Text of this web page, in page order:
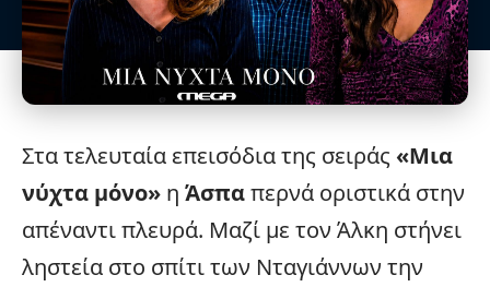
Στα τελευταία επεισόδια της σειράς «Μια
νύχτα μόνο» η Άσπαπερνά οριστικά στην
απέναντι πλευρά. Μαζί με τον Άλκη στήνει
ληστεία στο σπίτι των Νταγιάννων την